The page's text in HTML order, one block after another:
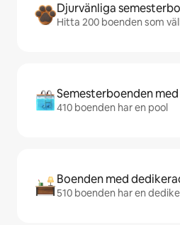
Djurvänliga
Hitta 200 boenden som
Semesterboenden
410 boenden har en pool
Boenden med
510 boenden har en